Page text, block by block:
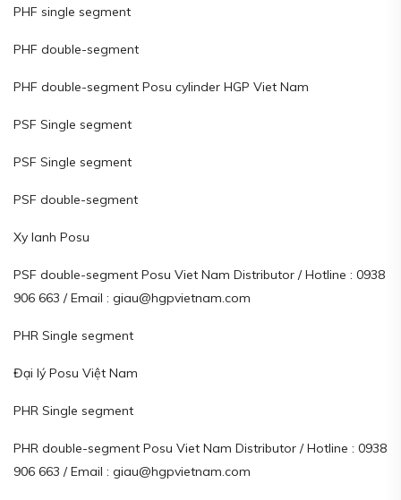
PHF single segment
PHF double-segment
PHF double-segment Posu cylinder HGP Viet Nam
PSF Single segment
PSF Single segment
PSF double-segment
Xy lanh Posu
PSF double-segment Posu Viet Nam Distributor / Hotline : 0938
906 663 / Email : giau@hgpvietnam.com
PHR Single segment
Đại lý Posu Việt Nam
PHR Single segment
PHR double-segment Posu Viet Nam Distributor / Hotline : 0938
906 663 / Email : giau@hgpvietnam.com